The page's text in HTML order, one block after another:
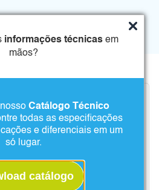
informações técnicas em
mãos?
Catálogo Técnico
todas as especificações
e diferenciais em um
só lugar.
catálogo